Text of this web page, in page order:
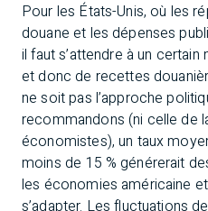
Pour les États-Unis, où les
douane et les dépenses
il faut s’attendre à un
et donc de recettes
ne soit pas l’approche
recommandons (ni celle de
économistes), un taux
moins de 15 % générerait
les économies américaine
s’adapter. Les fluctuations